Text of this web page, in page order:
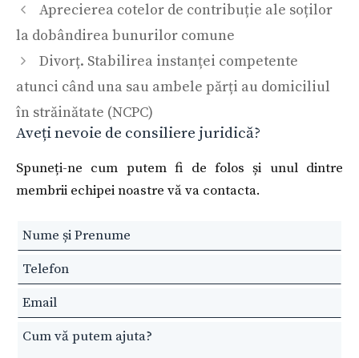
Aprecierea cotelor de contribuție ale soților
la dobândirea bunurilor comune
Divorț. Stabilirea instanței competente
atunci când una sau ambele părți au domiciliul
în străinătate (NCPC)
Aveți nevoie de consiliere juridică?
Spuneți-ne cum putem fi de folos și unul dintre
membrii echipei noastre vă va contacta.
Leave
this
field
blank